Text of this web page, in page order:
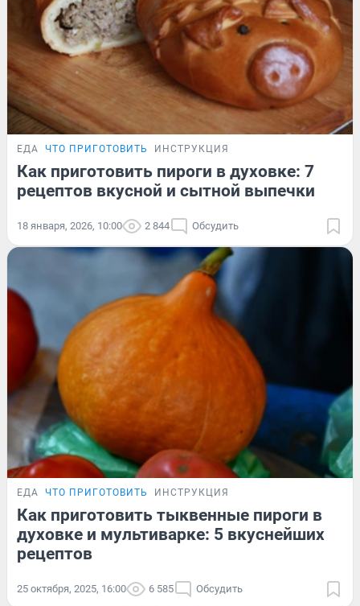
ЕДА ЧТО ПРИГОТОВИТЬ ИНСТРУКЦИЯ
Как приготовить пироги в духовке: 7
рецептов вкусной и сытной выпечки
18 января, 2026, 10:00 2 844 Обсудить
ЕДА ЧТО ПРИГОТОВИТЬ ИНСТРУКЦИЯ
Как приготовить тыквенные пироги в
духовке и мультиварке: 5 вкуснейших
рецептов
25 октября, 2025, 16:00 6 585 Обсудить